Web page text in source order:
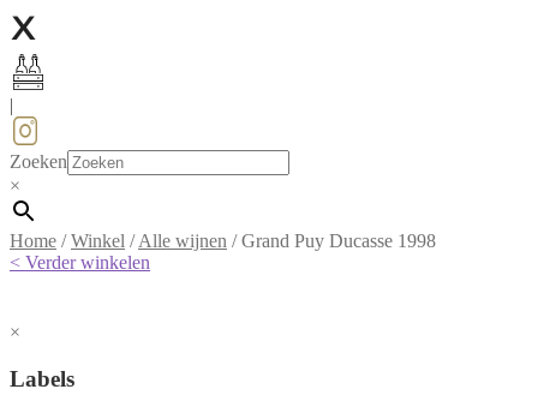
Zoeken
×
Home /Winkel /Alle wijnen /Grand Puy Ducasse 1998
< Verder winkelen
×
Labels